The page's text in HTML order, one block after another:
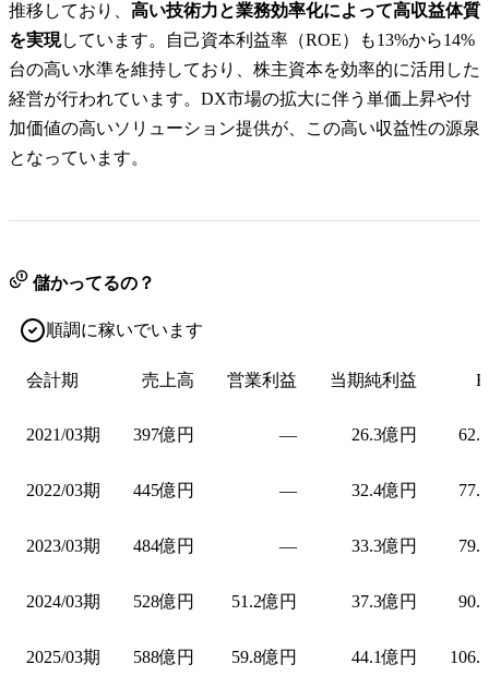
推移しており、 高い技術力と業務効率化によって高収益体質
を実現しています。自己資本利益率（ROE）も13%から14%
台の高い水準を維持しており、株主資本を効率的に活用した
経営が行われています。DX市場の拡大に伴う単価上昇や付
加価値の高いソリューション提供が、この高い収益性の源泉
となっています。
儲かってるの？
順調に稼いでいます
会計期 売上高 営業利益 当期純利益
2021/03期 397億円 — 26.3億円
2022/03期 445億円 — 32.4億円
2023/03期 484億円 — 33.3億円
2024/03期 528億円 51.2億円 37.3億円
2025/03期 588億円 59.8億円 44.1億円